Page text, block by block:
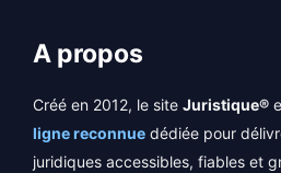
A propos
Créé en 2012, le site Juristique®
ligne reconnue dédiée pour
juridiques accessibles, fiables et